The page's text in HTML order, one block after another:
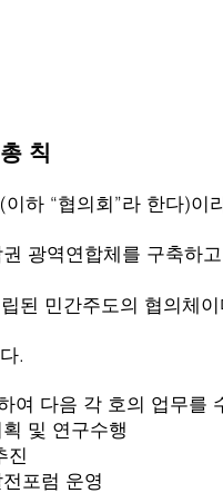
칙
하 “협의회”라 한다)이
광역연합체를 구축하
간주도의 협의체이
.
여 다음 각 호의 업무를
연구수행
럼 운영